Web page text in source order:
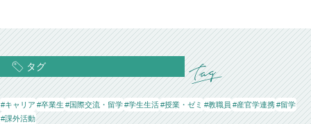
タグ
#キャリア #卒業生 #国際交流・留学#学生生活#授業・ゼミ #教職員 #産官学連携#留学
#課外活動